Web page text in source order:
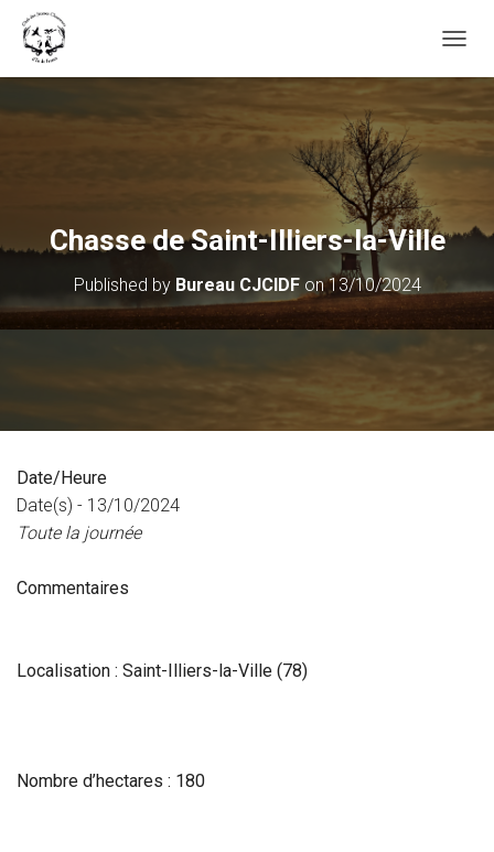
Chasse de Saint-Illiers-la-Ville
Published by Bureau CJCIDFon13/10/2024
Date/Heure
Date(s) - 13/10/2024
Toute la journée
Commentaires
Localisation : Saint-Illiers-la-Ville (78)
Nombre d’hectares : 180